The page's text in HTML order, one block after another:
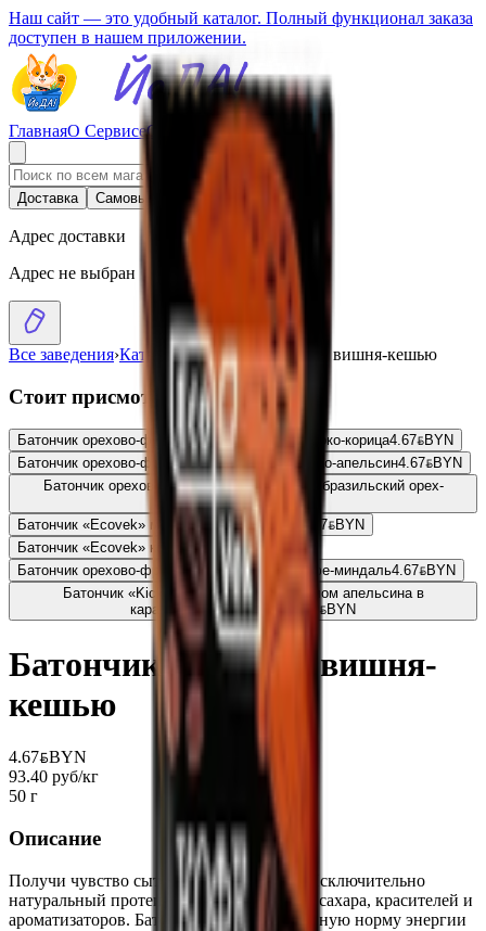
Наш сайт — это удобный каталог. Полный функционал заказа
доступен в нашем приложении.
ГлавнаяО СервисеСтать партнером
Доставка Самовывоз
Адрес доставки
Адрес не выбран
Все заведения›Каталог›Ба­тон­чик «Ecovek» вишня-кешью
Стоит присмотреться
Батончик орехово-фруктовый «ECOVEK» яблоко-корица4.67BYNBYN
Батончик орехово-фруктовый «ECOVEK» какао-апельсин4.67BYNBYN
Батончик орехово-фруктовый «ECOVEK» бразильский орех-
инжир4.67BYN
Ба­тон­чик «Ecovek» ма­ра­куйя-грец­кий орех
4.67BYNBYN
Ба­тон­чик «Ecovek» кокос-ваниль4.67
Батончик орехово-фруктовый «ECOVEK» кофе-миндаль4.67BYNBYN
Батончик «Kick» кешью с какао и маслом апельсина в
карамельном шоколаде
5.99 BYNBYN
Ба­тон­чик «Ecovek» вишня-
кешью
4.67BYNBYN
93.40 руб/кг
50 г
Описание
Получи чувство сытости и прилив сил. Исключительно
натуральный протеин без использования сахара, красителей и
ароматизаторов. Батончик содержит дневную норму энергии